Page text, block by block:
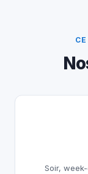
Soir,